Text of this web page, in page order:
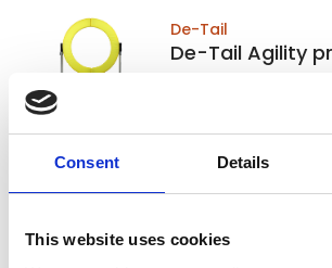
Consent Details
This website uses cookies
De-Tail
De-Tail Agility professionele
zelfde werkdag
€139,95